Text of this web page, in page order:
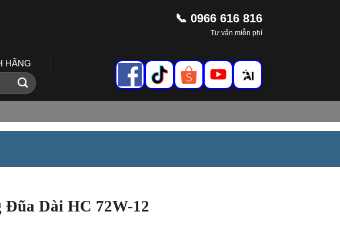
📞 0966 616 816
Tư vấn miễn phí
HÃNG
Đũa Dài HC 72W-12